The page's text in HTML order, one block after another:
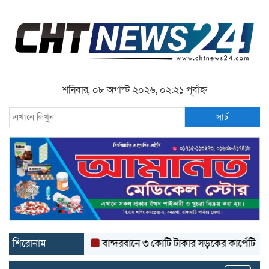
শনিবার, ০৮ অগাস্ট ২০২৬, ০২:২১ পূর্বাহ্ন
সার্চ
শিরোনাম বান্দরবানে ৩ কোটি টাকার সড়কের কার্পেটিং উঠে